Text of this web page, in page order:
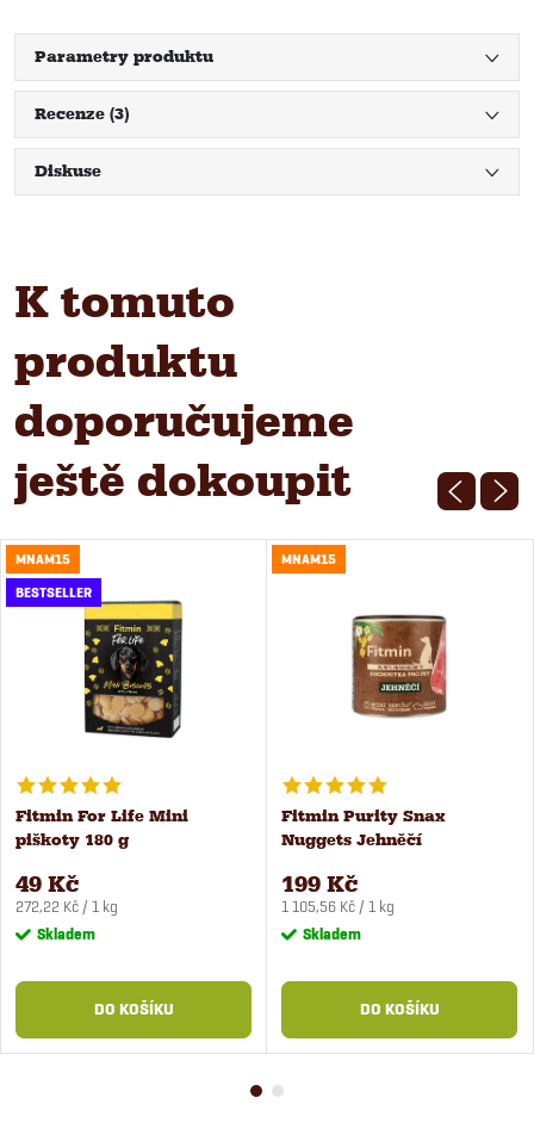
Parametry produktu
Recenze (3)
Diskuse
K tomuto
produktu
doporučujeme
ještě dokoupit
MNAM15
BESTSELLER
Fitmin For Life Mini
piškoty 180 g
49 Kč
Měrná
cena:
272,22 Kč / 1 kg
Skladem
DO KOŠÍKU
MNAM15
Fitmin Purity Snax
Nuggets Jehněčí
199 Kč
Měrná
cena:
1 105,56 Kč / 1 kg
Skladem
DO KOŠÍKU